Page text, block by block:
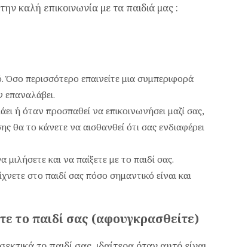
καλή επικοινωνία με τα παιδιά μας :
Όσο περισσότερο επαινείτε μια συμπεριφορά
επαναλάβει.
ή όταν προσπαθεί να επικοινωνήσει μαζί σας,
θα το κάνετε να αισθανθεί ότι σας ενδιαφέρει
και να παίξετε με το παιδί σας.
στο παιδί σας πόσο σημαντικό είναι και
το παιδί σας (αφουγκρασθείτε)